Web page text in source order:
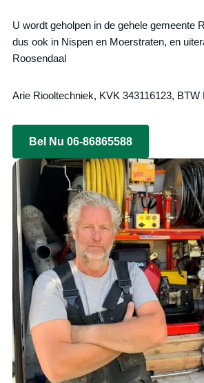
U wordt geholpen in de gehele gemeente
dus ook in Nispen en Moerstraten, en
Roosendaal
Arie Riooltechniek, KVK 343116123, BTW
Bel Nu 06-86865588